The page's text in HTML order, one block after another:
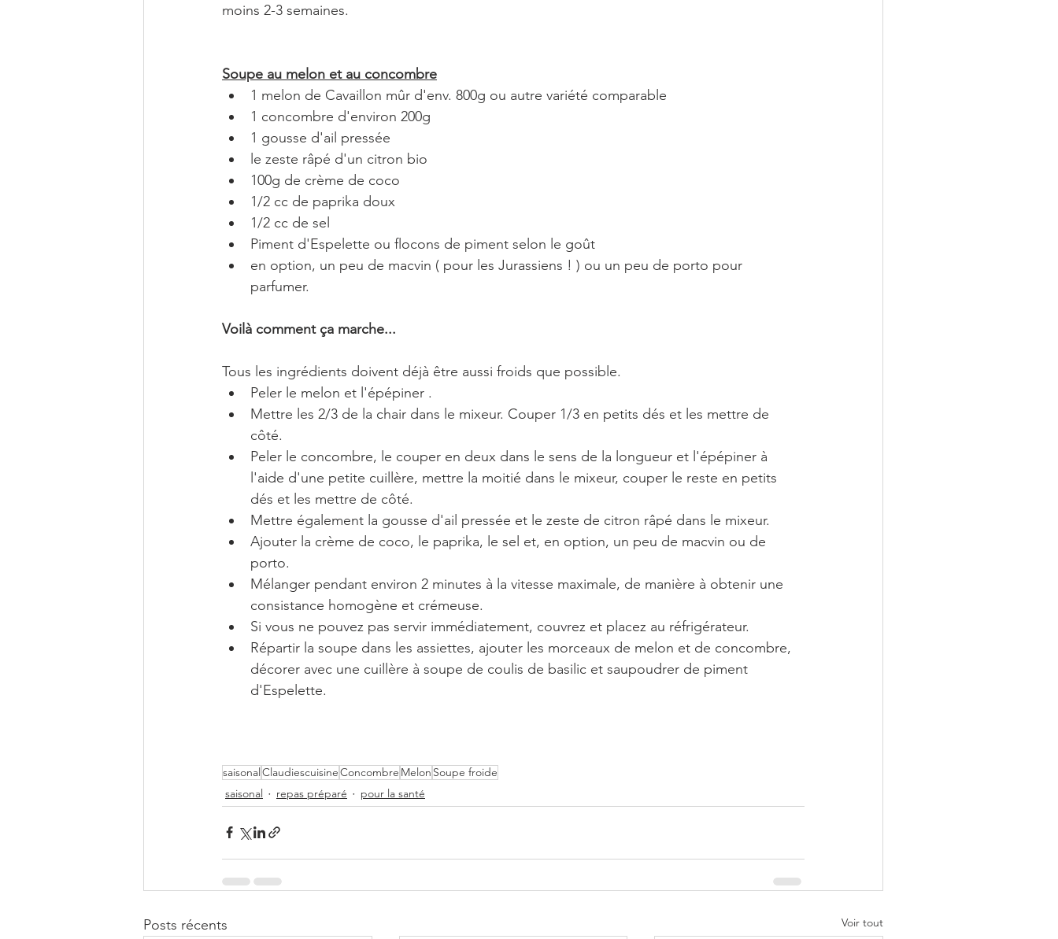
moins 2-3 semaines.
Soupe au melon et au concombre
1 melon de Cavaillon mûr d'env. 800g ou autre variété comparable
1 concombre d'environ 200g
1 gousse d'ail pressée
le zeste râpé d'un citron bio
100g de crème de coco
1/2 cc de paprika doux
1/2 cc de sel
Piment d'Espelette ou flocons de piment selon le goût
en option, un peu de macvin ( pour les Jurassiens ! ) ou un peu de porto pour
parfumer.
Voilà comment ça marche...
Tous les ingrédients doivent déjà être aussi froids que possible.
Peler le melon et l'épépiner .
Mettre les 2/3 de la chair dans le mixeur. Couper 1/3 en petits dés et les mettre de
côté.
Peler le concombre, le couper en deux dans le sens de la longueur et l'épépiner à
l'aide d'une petite cuillère, mettre la moitié dans le mixeur, couper le reste en petits
dés et les mettre de côté.
Mettre également la gousse d'ail pressée et le zeste de citron râpé dans le mixeur.
Ajouter la crème de coco, le paprika, le sel et, en option, un peu de macvin ou de
porto.
Mélanger pendant environ 2 minutes à la vitesse maximale, de manière à obtenir une
consistance homogène et crémeuse.
Si vous ne pouvez pas servir immédiatement, couvrez et placez au réfrigérateur.
Répartir la soupe dans les assiettes, ajouter les morceaux de melon et de concombre,
décorer avec une cuillère à soupe de coulis de basilic et saupoudrer de piment
d'Espelette.
saisonalClaudiescuisineConcombre Melon Soupe froide
saisonal
repas préparé pour la santé
Posts récents Voir tout